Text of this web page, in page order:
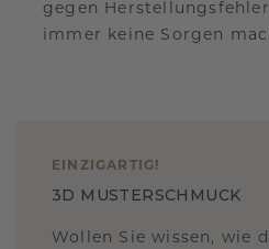
gegen
immer keine Sorgen
EINZIGARTIG !
3D MUSTERSCHMUCK
Wollen Sie wissen, wie